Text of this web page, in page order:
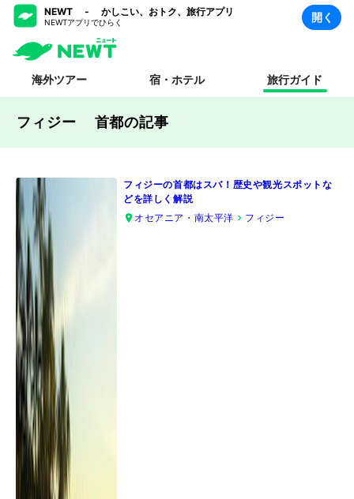
NEWT - かしこい、おトク、旅行アプリ
NEWTアプリでひらく 開く
海外ツアー 宿・ホテル 旅行ガイド
フィジー 首都の記事
フィジーの首都はスバ！歴史や観光スポットな
どを詳しく解説
オセアニア・南太平洋
フィジー